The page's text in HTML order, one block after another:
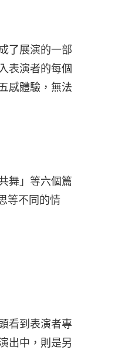
了展演的一部
表演者的每個
感體驗，無法
舞」等六個篇
等不同的情
看到表演者專
出中，則是另